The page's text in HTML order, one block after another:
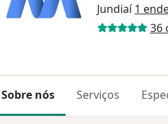
Jundiaí1
36
Sobre nós Serviços